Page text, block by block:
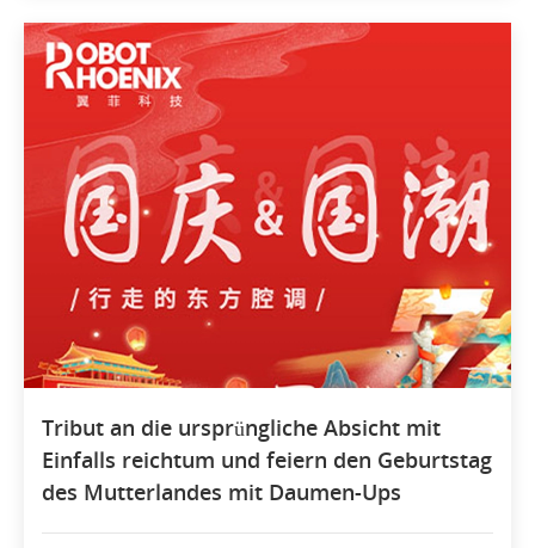
Tribut an die ursprüngliche Absicht mit
Einfalls reichtum und feiern den Geburtstag
des Mutterlandes mit Daumen-Ups